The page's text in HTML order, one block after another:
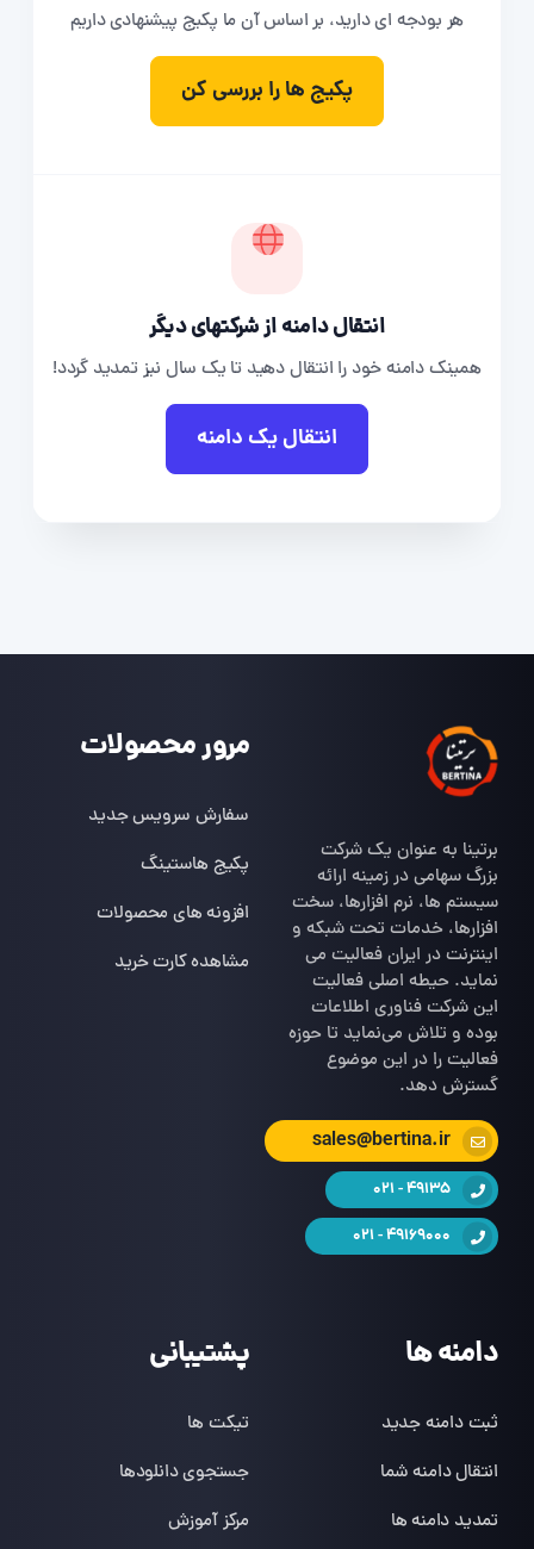
هر بودجه ای دارید، بر اساس آن ما پکیج پیشنهادی داریم
پکیج ها را بررسی کن
انتقال دامنه از شرکتهای دیگر
همینک دامنه خود را انتقال دهید تا یک سال نیز تمدید گردد!
انتقال یک دامنه
برتینا به عنوان یک شرکت
بزرگ سهامی در زمینه ارائه
سیستم ها، نرم افزارها، سخت
افزارها، خدمات تحت شبکه و
اینترنت در ایران فعالیت می
نماید. حیطه اصلی فعالیت
این شرکت فناوری اطلاعات
بوده و تلاش می‌نماید تا حوزه
فعالیت را در این موضوع
گسترش دهد.
sales@bertina.ir
49135 - 021
49169000 - 021
مرور محصولات
سفارش سرویس جدید
پکیج هاستینگ
افزونه های محصولات
مشاهده کارت خرید
دامنه ها
ثبت دامنه جدید
انتقال دامنه شما
تمدید دامنه ها
پشتیبانی
تیکت ها
جستجوی دانلودها
مرکز آموزش